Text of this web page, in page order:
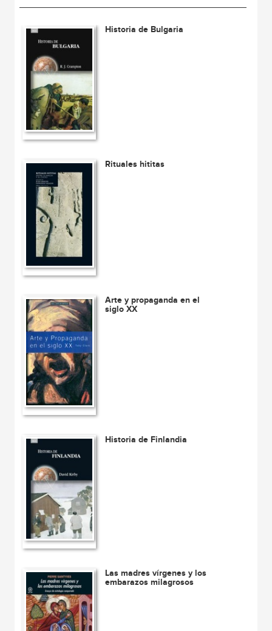
Historia de Bulgaria
Rituales hititas
Arte y propaganda en el
siglo XX
Historia de Finlandia
Las madres vírgenes y los
embarazos milagrosos